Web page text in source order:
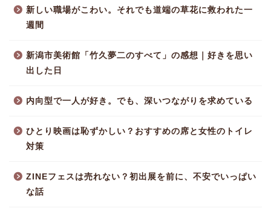
新しい職場がこわい。それでも道端の草花に救われた一
週間
新潟市美術館「竹久夢二のすべて」の感想｜好きを思い
出した日
内向型で一人が好き。でも、深いつながりを求めている
ひとり映画は恥ずかしい？おすすめの席と女性のトイレ
対策
ZINEフェスは売れない？初出展を前に、不安でいっぱい
な話